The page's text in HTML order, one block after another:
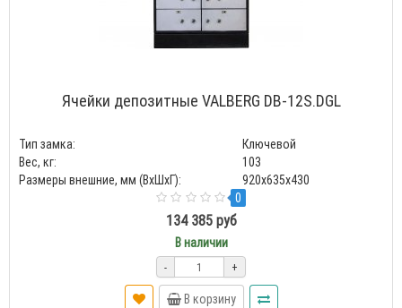
Ячейки депозитные VALBERG DB-12S.DGL
Тип замка:
Ключевой
Вес, кг:
103
Размеры внешние, мм (ВхШхГ):
920x635x430
0
134 385 руб
В наличии
- +
В корзину